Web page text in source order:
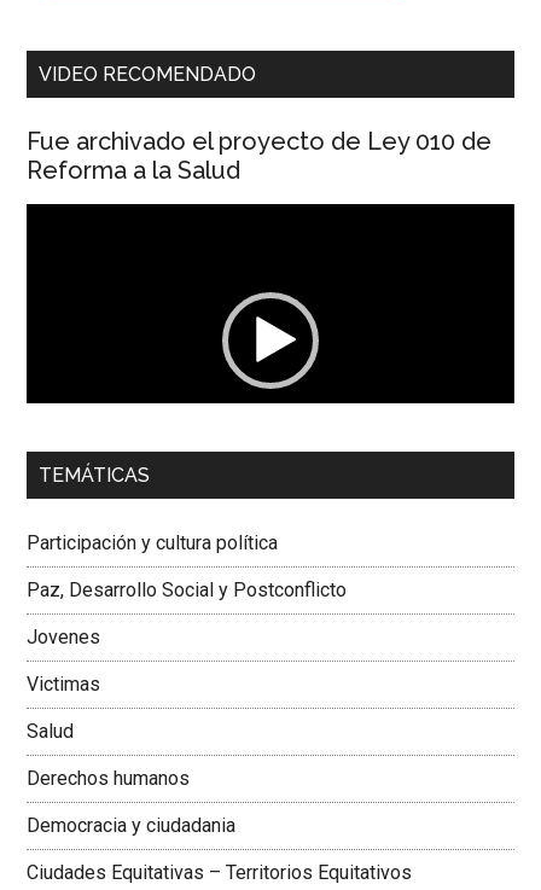
VIDEO RECOMENDADO
Fue archivado el proyecto de Ley 010 de
Reforma a la Salud
00:00 01:04
Dra. Carolina Corcho Mejía,Presidenta Corporación
Colombiana
TEMÁTICAS
Participación y cultura política
Paz, Desarrollo Social y Postconflicto
Jovenes
Victimas
Salud
Derechos humanos
Democracia y ciudadania
Ciudades Equitativas – Territorios Equitativos